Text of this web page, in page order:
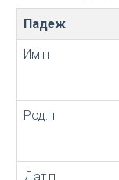
Падеж
Им.п
Род.п
Дат.п